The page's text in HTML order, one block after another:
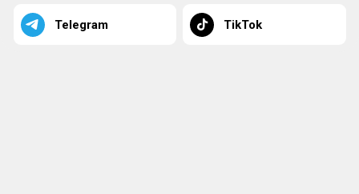
Telegram TikTok